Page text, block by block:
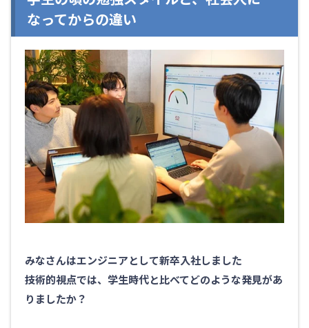
なってからの違い
みなさんはエンジニアとして新卒入社しました
技術的視点では、学生時代と比べてどのような発見があ
りましたか？